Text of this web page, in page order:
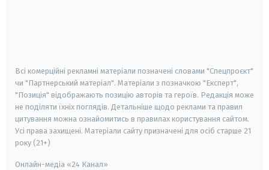
Всі комерційні рекламні матеріали позначені словами "Спецпроєкт"
чи "Партнерський матеріал". Матеріали з позначкою "Експерт",
"Позиція" відображають позицію авторів та героїв. Редакція може
не поділяти їхніх поглядів. Детальніше щодо реклами та правил
цитування можна ознайомитись в правилах користування сайтом.
Усі права захищені. Матеріали сайту призначені для осіб старше 21
року (21+)
Онлайн-медіа «24 Канал»